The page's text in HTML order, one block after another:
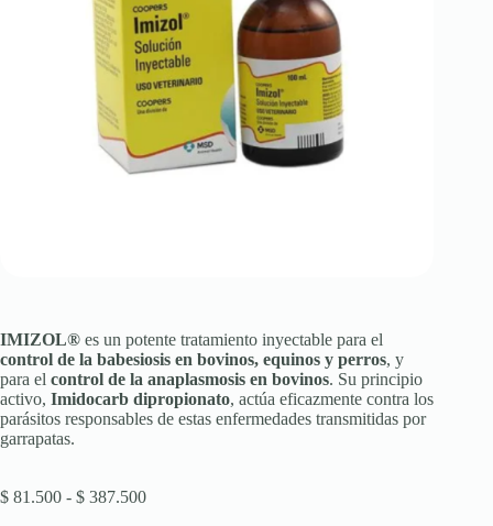
IMIZOL® es un potente tratamiento inyectable para el
control de la babesiosis en bovinos, equinos y perros, y
para el control de la anaplasmosis en bovinos. Su principio
activo, Imidocarb dipropionato, actúa eficazmente contra los
parásitos responsables de estas enfermedades transmitidas por
garrapatas.
$ 81.500 - $ 387.500Rango